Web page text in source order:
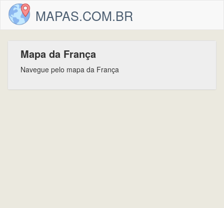
MAPAS.COM.BR
Mapa da França
Navegue pelo mapa da França